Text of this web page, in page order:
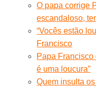
O papa corrige
escandaloso,
“Vocês estão
Francisco
Papa Francisco
é uma loucura”
Quem insulta